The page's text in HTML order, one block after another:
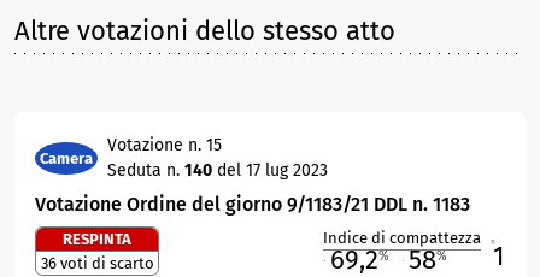
Altre votazioni dello stesso atto
Camera
Votazione n. 15
Seduta n. 140 del 17 lug 2023
Votazione Ordine del giorno 9/1183/21 DDL n. 1183
RESPINTA
36 voti di scarto
Indice di compattezza
69,2% 58% 1